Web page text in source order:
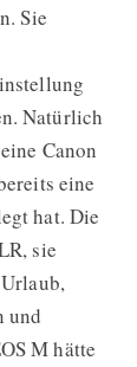
Sie
Natürlich
Canon
eine
hat. Die
sie
und
M hätte